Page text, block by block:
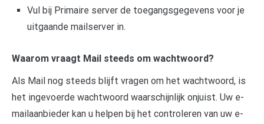
Vul bij Primaire server de toegangsgegevens voor je
uitgaande mailserver in.
Waarom vraagt Mail steeds om wachtwoord?
Als Mail nog steeds blijft vragen om het wachtwoord, is
het ingevoerde wachtwoord waarschijnlijk onjuist. Uw e-
mailaanbieder kan u helpen bij het controleren van uw e-